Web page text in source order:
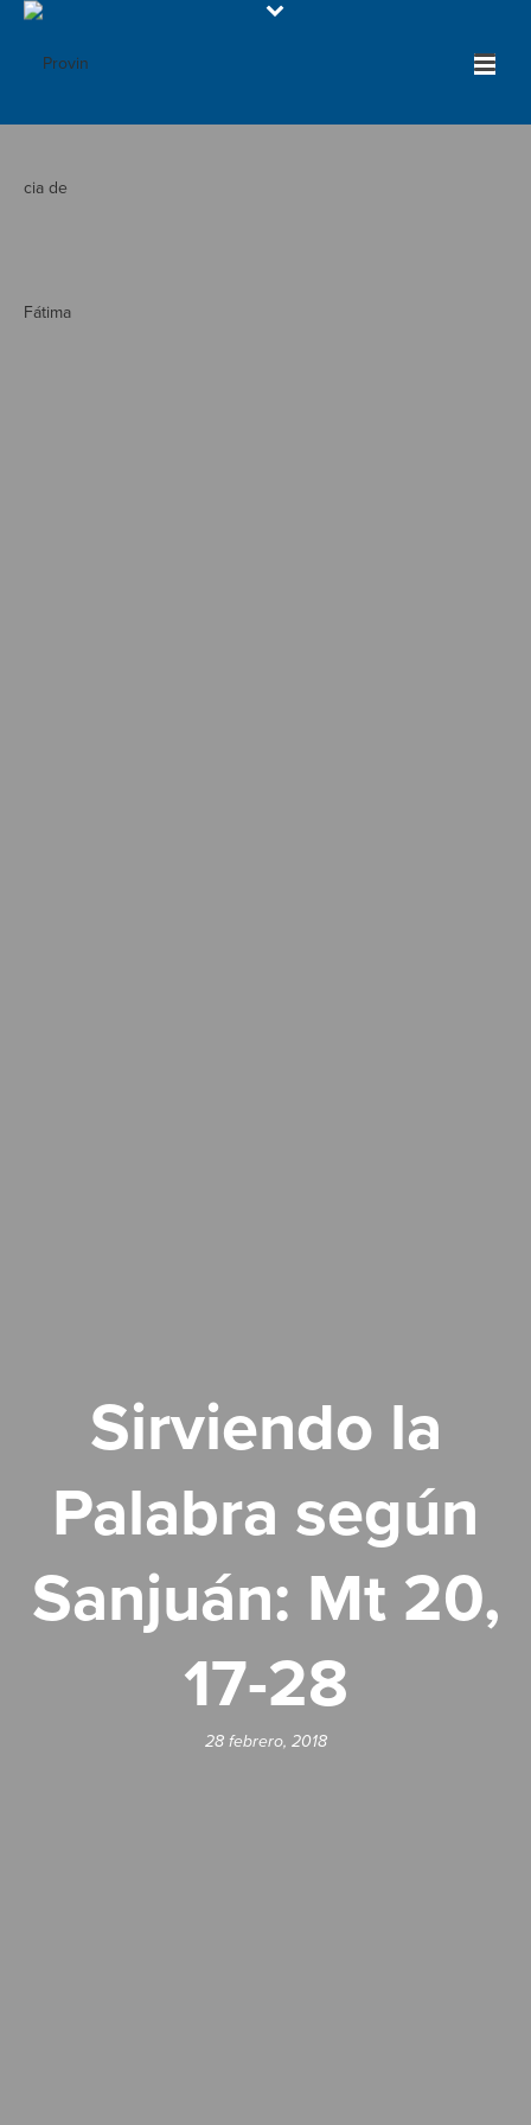
Sirviendo la
Palabra según
Sanjuán: Mt 20,
17-28
28 febrero, 2018